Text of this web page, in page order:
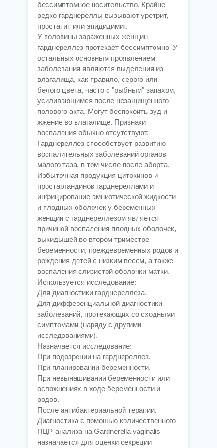
бессимптомное носительство. Крайне
редко гарднереллы вызывают уретрит,
простатит или эпидидимит.
У половины зараженных женщин
гарднереллез протекает бессимптомно. У
остальных основным проявлением
заболевания являются выделения из
влагалища, как правило, серого или
белого цвета, часто с "рыбным" запахом,
усиливающимся после незащищенного
полового акта. Могут беспокоить зуд и
жжение во влагалище. Признаки
воспаления обычно отсутствуют.
Гарднереллез способствует развитию
воспалительных заболеваний органов
малого таза, в том числе после аборта.
Избыточная продукция цитокинов и
простагландинов гарднереллами и
инфицирование амниотической жидкости
и плодных оболочек у беременных
женщин с гарднереллезом является
причиной воспаления плодных оболочек,
выкидышей во втором триместре
беременности, преждевременных родов и
рождения детей с низким весом, а также
воспаления слизистой оболочки матки.
Используется исследование:
Для диагностики гарднереллеза.
Для дифференциальной диагностики
заболеваний, протекающих со сходными
симптомами (наряду с другими
исследованиями).
Назначается исследование:
При подозрении на гарднереллез.
При планировании беременности.
При невынашивании беременности или
осложнениях в ходе беременности и
родов.
После антибактериальной терапии.
Диагностика с помощью количественного
ПЦР-анализа на Gardnerella vaginalis
назначается для оценки секреции